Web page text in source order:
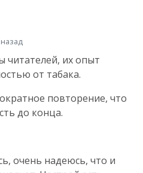
их опыт
от табака.
повторение, что
до конца.
очень надеюсь, что и